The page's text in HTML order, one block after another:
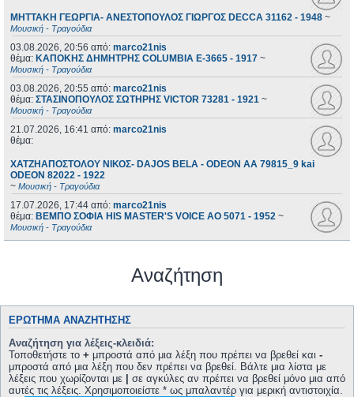
ΜΗΤΤΑΚΗ ΓΕΩΡΓΙΑ- ΑΝΕΣΤΟΠΟΥΛΟΣ ΓΙΩΡΓΟΣ DECCA 31162 - 1948 ~
Μουσική - Τραγούδια
03.08.2026, 20:56 από: marco21nis
θέμα: ΚΑΠΟΚΗΣ ΔΗΜΗΤΡΗΣ COLUMBIA E-3665 - 1917 ~
Μουσική - Τραγούδια
03.08.2026, 20:55 από: marco21nis
θέμα: ΣΤΑΣΙΝΟΠΟΥΛΟΣ ΣΩΤΗΡΗΣ VICTOR 73281 - 1921 ~
Μουσική - Τραγούδια
21.07.2026, 16:41 από: marco21nis
θέμα:
ΧΑΤΖΗΑΠΟΣΤΟΛΟΥ ΝΙΚΟΣ- DAJOS BELA - ODEON AA 79815_9 kai
ODEON 82022 - 1922
~ Μουσική - Τραγούδια
17.07.2026, 17:44 από: marco21nis
θέμα: ΒΕΜΠΟ ΣΟΦΙΑ HIS MASTER'S VOICE AO 5071 - 1952 ~
Μουσική - Τραγούδια
Αναζήτηση
ΕΡΏΤΗΜΑ ΑΝΑΖΉΤΗΣΗΣ
Αναζήτηση για λέξεις-κλειδιά:
Τοποθετήστε το + μπροστά από μια λέξη που πρέπει να βρεθεί και -
μπροστά από μια λέξη που δεν πρέπει να βρεθεί. Βάλτε μια λίστα με
λέξεις που χωρίζονται με | σε αγκύλες αν πρέπει να βρεθεί μόνο μια από
αυτές τις λέξεις. Χρησιμοποιείστε * ως μπαλαντέρ για μερική αντιστοιχία.